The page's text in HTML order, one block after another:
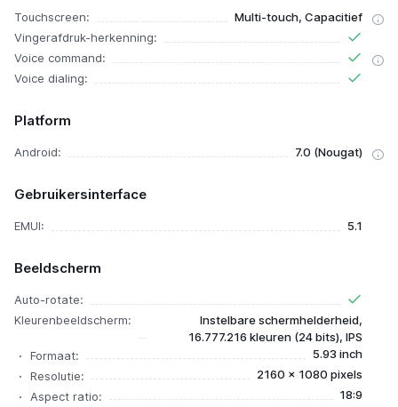
Touchscreen:
Multi-touch, Capacitief
Vingerafdruk-herkenning:
Voice command:
Voice dialing:
Platform
Android: 7.0 (Nougat)
Gebruikersinterface
EMUI: 5.1
Beeldscherm
Auto-rotate:
Kleurenbeeldscherm:
Instelbare schermhelderheid,
16.777.216 kleuren (24 bits), IPS
Formaat:
5.93 inch
Resolutie:
2160 x 1080 pixels
Aspect ratio:
18:9